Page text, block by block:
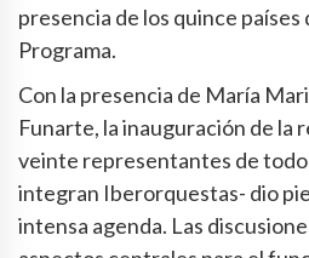
presencia de los quince
Programa.
Con la presencia de María
Funarte, la inauguración de la
veinte representantes de
integran Iberorquestas- dio
intensa agenda. Las